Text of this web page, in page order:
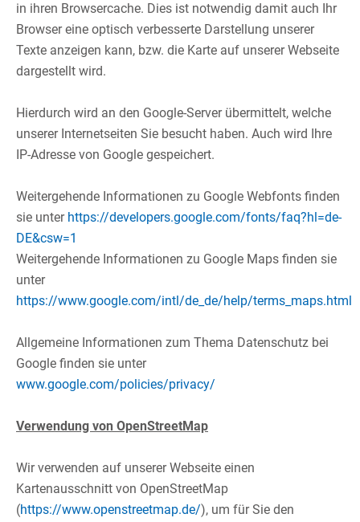
in ihren Browsercache. Dies ist notwendig damit auch Ihr
Browser eine optisch verbesserte Darstellung unserer
Texte anzeigen kann, bzw. die Karte auf unserer Webseite
dargestellt wird.​
Hierdurch wird an den Google-Server übermittelt, welche
unserer Internetseiten Sie besucht haben. Auch wird Ihre
IP-Adresse von Google gespeichert.​
Weitergehende Informationen zu Google Webfonts finden
sie unter https://developers.google.com/fonts/faq?hl=de-
DE&csw=1
Weitergehende Informationen zu Google Maps finden sie
unter
https://www.google.com/intl/de_de/help/terms_maps.html
Allgemeine Informationen zum Thema Datenschutz bei
Google finden sie unter
www.google.com/policies/privacy/
Verwendung von OpenStreetMap
Wir verwenden auf unserer Webseite einen
Kartenausschnitt von OpenStreetMap
(https://www.openstreetmap.de/), um für Sie den